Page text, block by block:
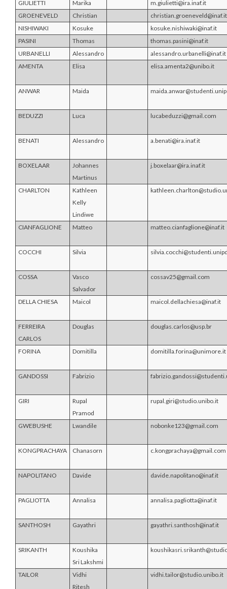
GIULIETTI
Marika
m.giulietti@ira.inaf.it
GROENEVELD
Christian
christian.groeneveld@inaf.it
NISHIWAKI
Kosuke
kosuke.nishiwaki@inaf.it
PASINI
Thomas
thomas.pasini@inaf.it
URBANELLI
Alessandro
alessandro.urbanelli@inaf.it
AMENTA
Elisa elisa.amenta2@unibo.it
ANWAR Maida
BEDUZZI Luca lucabeduzzi@gmail.com
BENATI Alessandro a.benati@ira.inaf.it
BOXELAAR
Johannes
Martinus
j.boxelaar@ira.inaf.it
CHARLTON
Kathleen
Kelly
Lindiwe
CIANFAGLIONE Matteo matteo.cianfaglione@inaf.it
COCCHI Silvia
COSSA
Vasco
Salvador
cossav25@gmail.com
DELLA CHIESA Maicol maicol.dellachiesa@inaf.it
FERREIRA
CARLOS
Douglas douglas.carlos@usp.br
FORINA Domitilla domitilla.forina@unimore.it
GANDOSSI Fabrizio
GIRI
Rupal
Pramod
rupal.giri@studio.unibo.it
GWEBUSHE Lwandile nobonke123@gmail.com
KONGPRACHAYA Chanasorn c.kongprachaya@gmail.com
NAPOLITANO Davide davide.napolitano@inaf.it
PAGLIOTTA Annalisa annalisa.pagliotta@inaf.it
SANTHOSH Gayathri gayathri.santhosh@inaf.it
SRIKANTH
Koushika
Sri Lakshmi
TAILOR
Vidhi
Ritesh
vidhi.tailor@studio.unibo.it